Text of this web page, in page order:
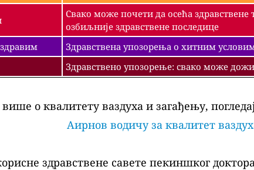
Свако може почети да осећа
озбиљније здравствене последице
Здравствена упозорења о хитним
Здравствено упозорење: свако може
о квалитету ваздуха и загађењу,
Аирнов водичу за квалитет
здравствене савете пекиншког